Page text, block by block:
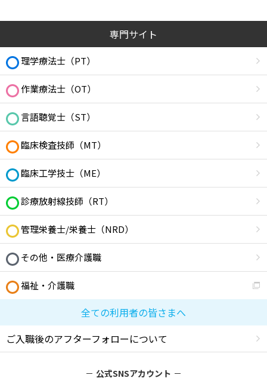
専門サイト
理学療法士（PT）
作業療法士（OT）
言語聴覚士（ST）
臨床検査技師（MT）
臨床工学技士（ME）
診療放射線技師（RT）
管理栄養士/栄養士（NRD）
その他・医療介護職
福祉・介護職
全ての利用者の皆さまへ
ご入職後のアフターフォローについて
公式SNSアカウント